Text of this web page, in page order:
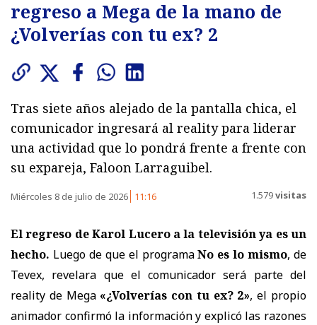
regreso a Mega de la mano de
¿Volverías con tu ex? 2
Tras siete años alejado de la pantalla chica, el
comunicador ingresará al reality para liderar
una actividad que lo pondrá frente a frente con
su expareja, Faloon Larraguibel.
Miércoles 8 de julio de 2026 11:16 1.579visitas
El regreso de Karol Lucero a la televisión ya es un
hecho. Luego de que el programaNo es lo mismo, de
Tevex, revelara que el comunicador será parte del
reality de Mega «¿Volverías con tu ex? 2», el propio
animador confirmó la información y explicó las razones